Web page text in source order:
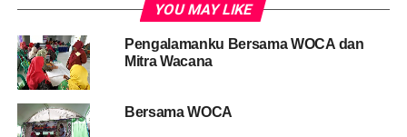
YOU MAY LIKE
Pengalamanku Bersama WOCA dan
Mitra Wacana
Bersama WOCA